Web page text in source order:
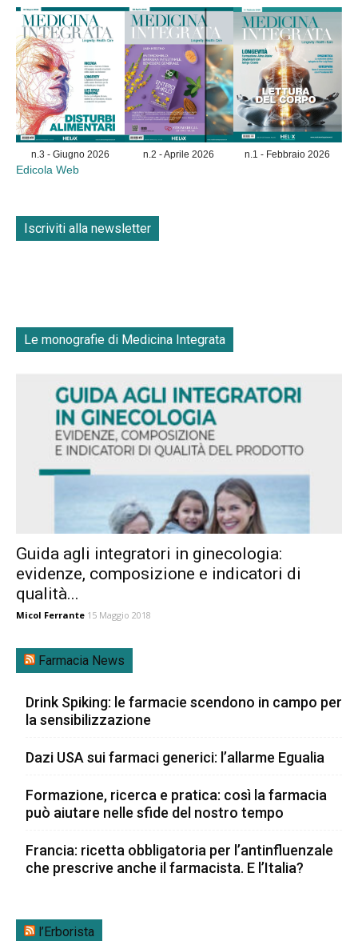
n.3 - Giugno 2026 n.2 - Aprile 2026 n.1 - Febbraio 2026
Edicola Web
Iscriviti alla newsletter
Le monografie di Medicina Integrata
Guida agli integratori in ginecologia:
evidenze, composizione e indicatori di
qualità...
Micol Ferrante 15 Maggio 2018
Farmacia News
Drink Spiking: le farmacie scendono in campo per
la sensibilizzazione
Dazi USA sui farmaci generici: l’allarme Egualia
Formazione, ricerca e pratica: così la farmacia
può aiutare nelle sfide del nostro tempo
Francia: ricetta obbligatoria per l’antinfluenzale
che prescrive anche il farmacista. E l’Italia?
l’Erborista